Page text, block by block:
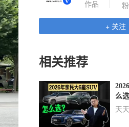
作品
+ 关注
相关推荐
么选
天